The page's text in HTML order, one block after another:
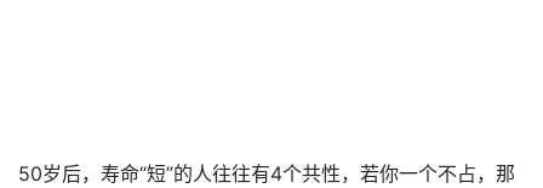
50岁后，寿命“短”的人往往有4个共性，若你一个不占，那